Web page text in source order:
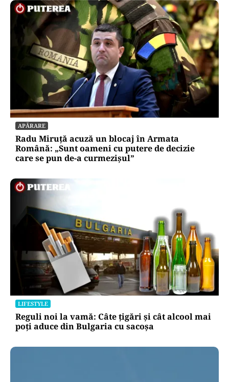
APĂRARE
Radu Miruță acuză un blocaj în Armata
Română: „Sunt oameni cu putere de decizie
care se pun de-a curmezișul”
LIFESTYLE
Reguli noi la vamă: Câte țigări și cât alcool mai
poți aduce din Bulgaria cu sacoșa